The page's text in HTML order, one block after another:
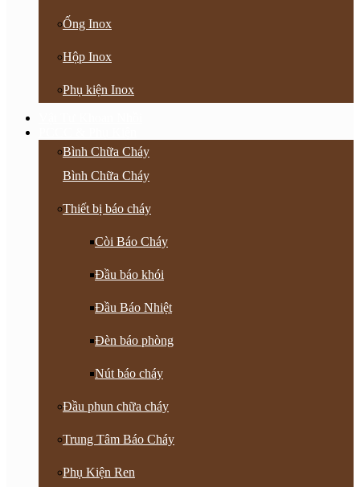
Ống Inox
Hộp Inox
Phụ kiện Inox
Bình Chữa Cháy
Bình Chữa Cháy
Thiết bị báo cháy
Còi Báo Cháy
Đầu báo khói
Đầu Báo Nhiệt
Đèn báo phòng
Nút báo cháy
Đầu phun chữa cháy
Trung Tâm Báo Cháy
Phụ Kiện Ren